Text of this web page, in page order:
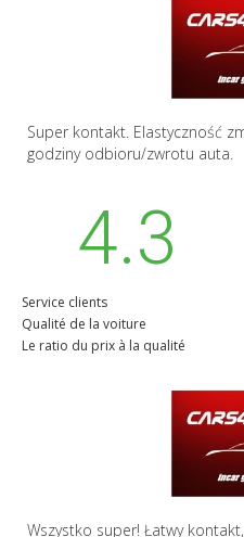
Super kontakt. Elastyczność
godziny odbioru/zwrotu auta.
4.3
Service clients
Qualité de la voiture
Le ratio du prix à la qualité
Wszystko super! Łatwy